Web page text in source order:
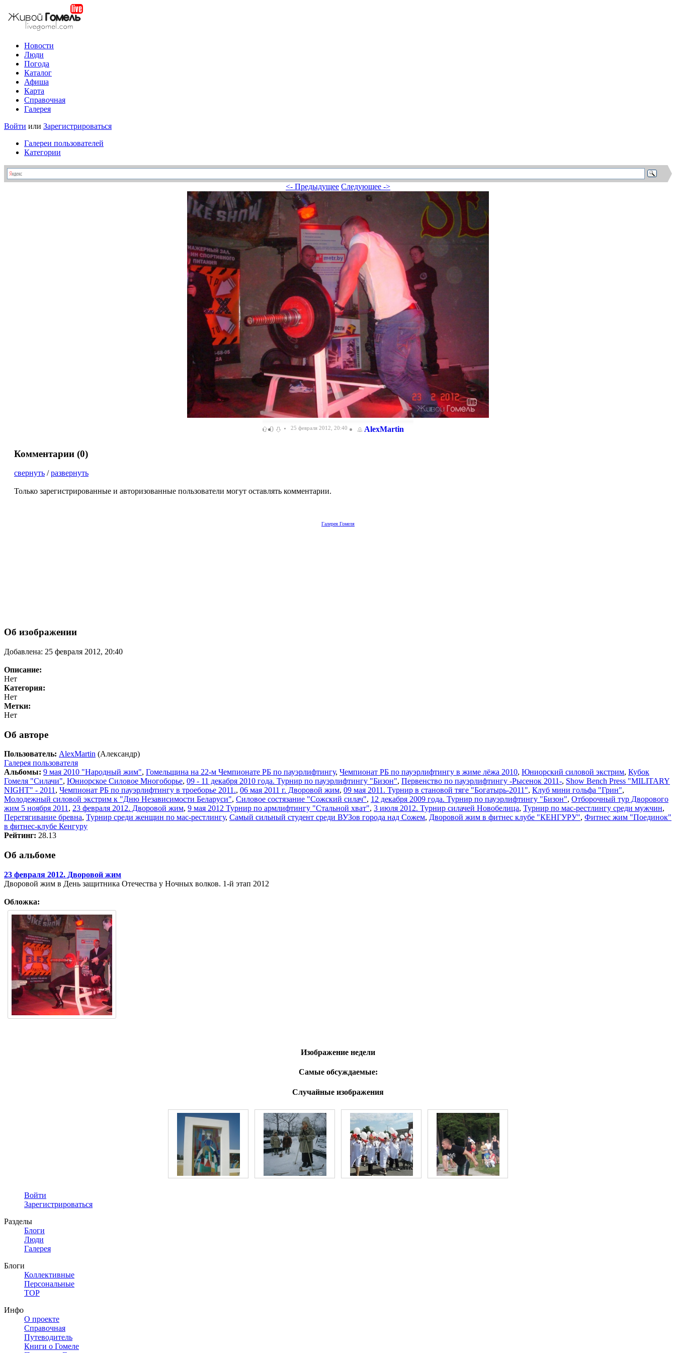
Новости
Люди
Погода
Каталог
Афиша
Карта
Справочная
Галерея
Войти или Зарегистрироваться
Галереи пользователей
Категории
<- Предыдущее Следующее ->
0 25 февраля 2012, 20:40 AlexMartin
Комментарии (0)
свернуть /развернуть
Только зарегистрированные и авторизованные пользователи могут оставлять комментарии.
Галерея Гомеля
Об изображении
Добавлена: 25 февраля 2012, 20:40
Описание:
Нет
Категория:
Нет
Метки:
Нет
Об авторе
Пользователь: AlexMartin (Александр)
Галерея пользователя
Альбомы: 9 мая 2010 "Народный жим", Гомельщина на 22-м Чемпионате РБ по пауэрлифтингу, Чемпионат РБ по пауэрлифтингу в жиме лёжа 2010, Юниорский силовой экстрим, Кубок
Гомеля "Силачи", Юниорское Силовое Многоборье, 09 - 11 декабря 2010 года. Турнир по пауэрлифтингу "Бизон", Первенство по пауэрлифтингу -Рысенок 2011-, Show Bench Press "MILITARY
NIGHT" - 2011 , Чемпионат РБ по пауэрлифтингу в троеборье 2011., 06 мая 2011 г. Дворовой жим, 09 мая 2011. Турнир в становой тяге "Богатырь-2011", Клуб мини гольфа "Грин",
Молодежный силовой экстрим к "Дню Независимости Беларуси", Силовое состязание "Сожский силач", 12 декабря 2009 года. Турнир по пауэрлифтингу "Бизон", Отборочный тур Дворового
жим 5 ноября 2011 , 23 февраля 2012. Дворовой жим, 9 мая 2012 Турнир по армлифтингу "Стальной хват", 3 июля 2012. Турнир силачей Новобелица, Турнир по мас-рестлингу среди мужчин,
Перетягивание бревна, Турнир среди женщин по мас-рестлингу, Самый сильный студент среди ВУЗов города над Сожем, Дворовой жим в фитнес клубе "КЕНГУРУ", Фитнес жим "Поединок"
в фитнес-клубе Кенгуру
Рейтинг: 28.13
Об альбоме
23 февраля 2012. Дворовой жим
Дворовой жим в День защитника Отечества у Ночных волков. 1-й этап 2012
Обложка:
Изображение недели
Самые обсуждаемые:
Случайные изображения
Войти
Зарегистрироваться
Разделы
Блоги
Люди
Галерея
Блоги
Коллективные
Персональные
TOP
Инфо
О проекте
Справочная
Путеводитель
Книги о Гомеле